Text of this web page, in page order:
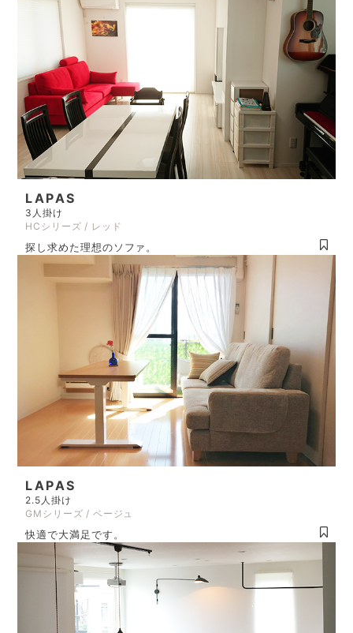
LAPAS
3人掛け
HCシリーズ / レッド
探し求めた理想のソファ。
LAPAS
2.5人掛け
GMシリーズ / ベージュ
快適で大満足です。